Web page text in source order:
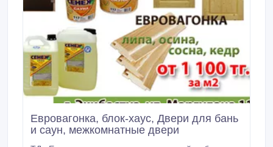
Евровагонка, блок-хаус, Двери для бань
и саун, межкомнатные двери